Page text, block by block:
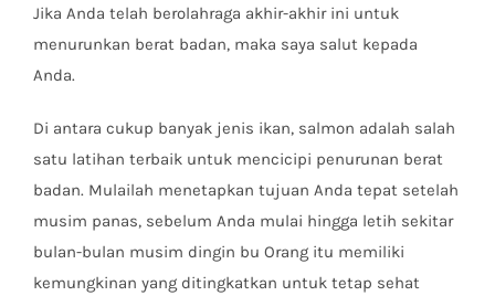
Jika Anda telah berolahraga akhir-akhir ini untuk
menurunkan berat badan, maka saya salut kepada
Anda.
Di antara cukup banyak jenis ikan, salmon adalah salah
satu latihan terbaik untuk mencicipi penurunan berat
badan. Mulailah menetapkan tujuan Anda tepat setelah
musim panas, sebelum Anda mulai hingga letih sekitar
bulan-bulan musim dingin bu Orang itu memiliki
kemungkinan yang ditingkatkan untuk tetap sehat